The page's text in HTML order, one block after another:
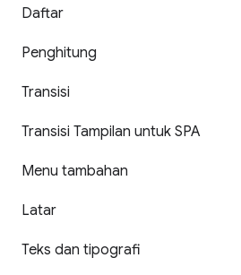
Daftar
Penghitung
Transisi
Transisi Tampilan untuk SPA
Menu tambahan
Latar
Teks dan tipografi